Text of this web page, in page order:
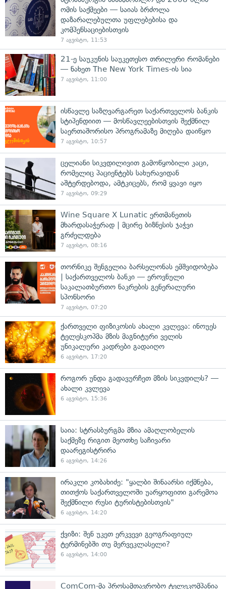
ომის საქმეები — საიას ბრძოლა
დაზარალებულთა უფლებებისა და
კომპენსაციებისთვის
7 აგვისტო, 11:53
21-ე საუკუნის საუკეთესო თრილერი რომანები
— ნახეთ The New York Times-ის სია
7 აგვისტო, 11:00
ისწავლე საზღვარგარეთ საქართველოს ბანკის
სტიპენდიით — მოსწავლეებისთვის შექმნილ
საერთაშორისო პროგრამაზე მიღება დაიწყო
7 აგვისტო, 10:57
ცელიანი სიკვდილივით გამოწყობილი კაცი,
რომელიც პაციენტებს სახურავიდან
აშტერდებოდა, ამტკიცებს, რომ ყვავი იყო
7 აგვისტო, 09:29
Wine Square X Lunatic ერთმანეთის
მხარდასაჭერად | მცირე ბიზნესის ჯაჭვი
გრძელდება
7 აგვისტო, 08:16
თორნიკე შენგელია ბარსელონას ემშვიდობება
| საქართველოს ბანკი — ეროვნული
საკალათბურთო ნაკრების გენერალური
სპონსორი
7 აგვისტო, 07:20
ქართველი ფიზიკოსის ახალი კვლევა: ინოუეს
ტელესკოპმა მზის მაგნიტური ველის
უნიკალური კადრები გადაიღო
6 აგვისტო, 17:20
როგორ უნდა გადავურჩეთ მზის სიკვდილს? —
ახალი კვლევა
6 აგვისტო, 15:36
საია: სტრასბურგმა მზია ამაღლობელის
საქმეზე რიგით მეოთხე საჩივარი
დაარეგისტრირა
6 აგვისტო, 14:26
ირაკლი კობახიძე: "ყალბი შინაარსი იქმნება,
თითქოს საქართველოში უარყოფითი გარემოა
შექმნილი რუსი ტურისტებისთვის"
6 აგვისტო, 14:20
ქვიზი: შენ უკეთ ერკვევი გეოგრაფიულ
ტერმინებში თუ მერვეკლასელი?
6 აგვისტო, 14:00
ComCom-მა პროსამთავრობო ტელეკომპანია